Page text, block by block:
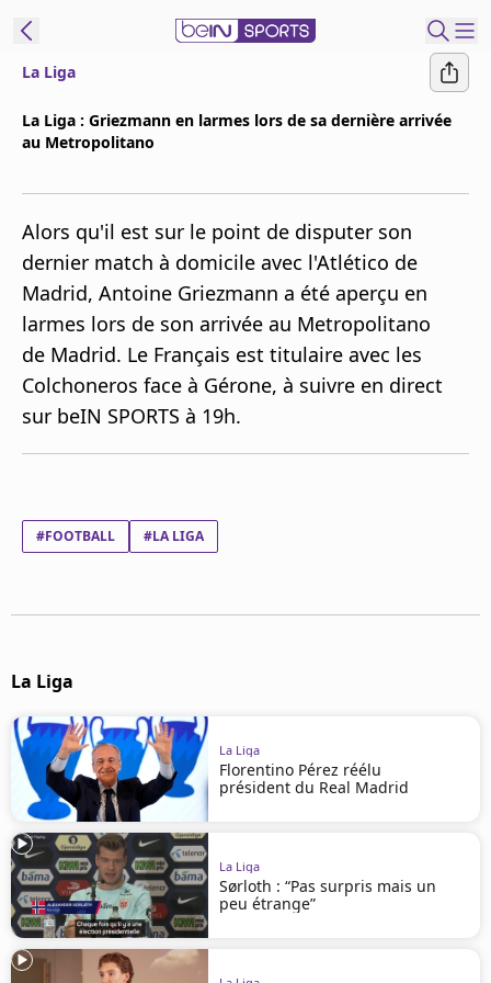
Replays
Podcasts
En Direct
Gérer les
notifications
Contactez nous
Grille TV
beINSPIRED
Cookies
Protection des données
La Liga
La Liga : Griezmann en larmes lors de sa dernière arrivée
au Metropolitano
Alors qu'il est sur le point de disputer son
dernier match à domicile avec l'Atlético de
Madrid, Antoine Griezmann a été aperçu en
larmes lors de son arrivée au Metropolitano
de Madrid. Le Français est titulaire avec les
Colchoneros face à Gérone, à suivre en direct
sur beIN SPORTS à 19h.
#FOOTBALL #LA LIGA
La Liga
La Liga
Florentino Pérez réélu
président du Real Madrid
La Liga
Sørloth : “Pas surpris mais un
peu étrange”